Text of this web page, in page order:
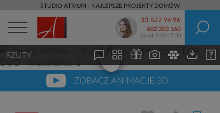
STUDIO ATRIUM - NAJLEPSZE PROJEKTY DOMÓW
33 822 94 96
602 303 160
pn-pt 8:00-17:00
ZOBACZ ANIMACJĘ 3D
RZUTY